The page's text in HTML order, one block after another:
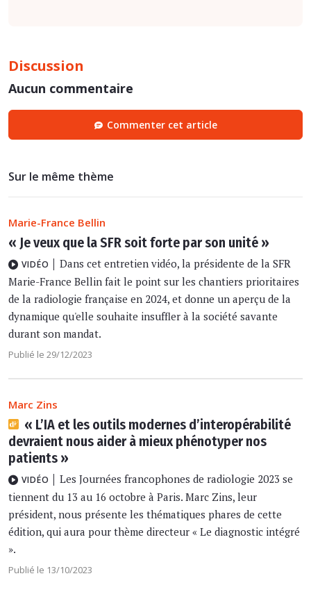
Discussion
Aucun commentaire
Commenter cet article
Sur le même thème
Marie-France Bellin
« Je veux que la SFR soit forte par son unité »
VIDÉO
Dans cet entretien vidéo, la présidente de la SFR
Marie-France Bellin fait le point sur les chantiers prioritaires
de la radiologie française en 2024, et donne un aperçu de la
dynamique qu'elle souhaite insuffler à la société savante
durant son mandat.
Publié le 29/12/2023
Marc Zins
« L’IA et les outils modernes d’interopérabilité
devraient nous aider à mieux phénotyper nos
patients »
VIDÉO
Les Journées francophones de radiologie 2023 se
tiennent du 13 au 16 octobre à Paris. Marc Zins, leur
président, nous présente les thématiques phares de cette
édition, qui aura pour thème directeur « Le diagnostic intégré
».
Publié le 13/10/2023